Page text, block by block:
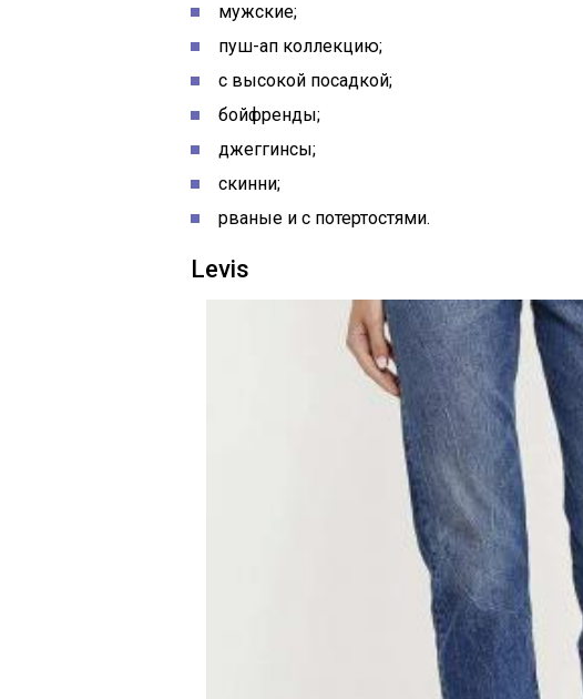
мужские;
пуш-ап коллекцию;
с высокой посадкой;
бойфренды;
джеггинсы;
скинни;
рваные и с потертостями.
Levis